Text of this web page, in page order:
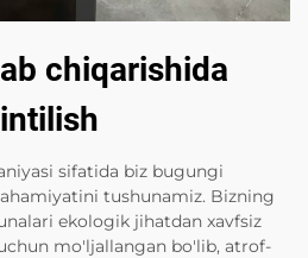
chiqarishida
sifatida biz bugungi
tushunamiz. Bizning
ekologik jihatdan xavfsiz
mo'ljallangan bo'lib, atrof-